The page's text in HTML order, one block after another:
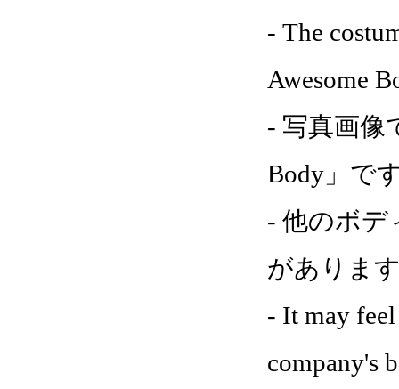
- The
Awesome
- 写真画像
Body」で
- 他のボデ
がありま
- It may
company's